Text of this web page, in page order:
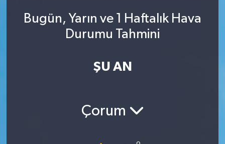
Bugün, Yarın ve 1 Haftalık Hava
Durumu Tahmini
ŞU AN
Çorum